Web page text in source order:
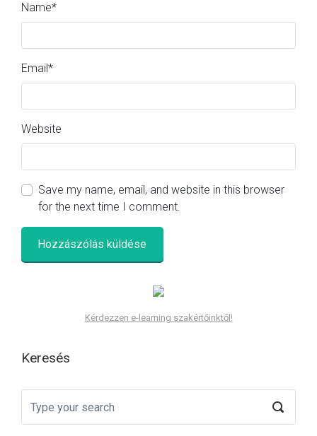
Name*
Email*
Website
Save my name, email, and website in this browser
for the next time I comment.
Kérdezzen e-learning szakértőinktől!
Keresés